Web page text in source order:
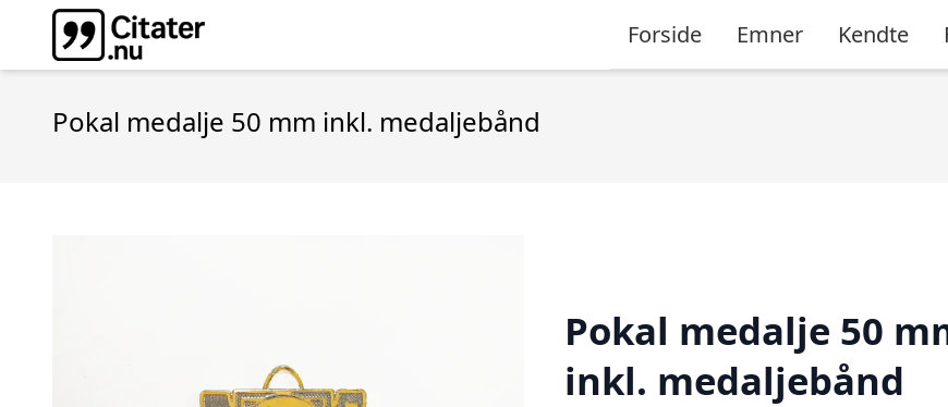
Forside Emner Kendte
Pokal medalje 50 mm inkl. medaljebånd
Pokal medalje 50
inkl. medaljebånd